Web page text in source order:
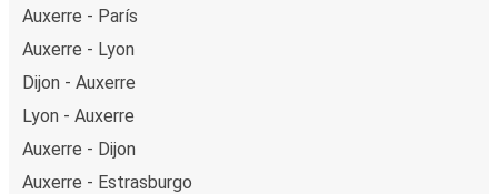
Auxerre - París
Auxerre - Lyon
Dijon - Auxerre
Lyon - Auxerre
Auxerre - Dijon
Auxerre - Estrasburgo